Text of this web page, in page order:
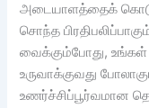
அடையாளத்தைக்
சொந்த
வைக்கும்போது, உங்கள்
உருவாக்குவது
உணர்ச்சிப்பூர்வமான